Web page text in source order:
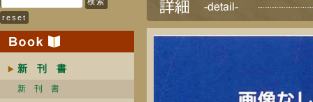
新 刊 書
新 刊 書